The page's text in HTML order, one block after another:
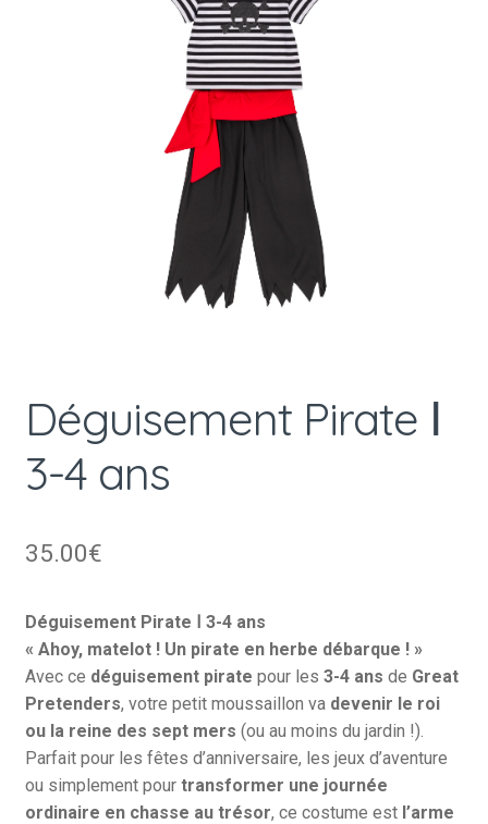
Déguisement Pirate Ⅰ
3-4 ans
35.00€
Déguisement Pirate Ⅰ 3-4 ans
« Ahoy, matelot ! Un pirate en herbe débarque ! »
Avec ce déguisement pirate pour les 3-4 ans de Great
Pretenders, votre petit moussaillon va devenir le roi
ou la reine des sept mers (ou au moins du jardin !).
Parfait pour les fêtes d’anniversaire, les jeux d’aventure
ou simplement pour transformer une journée
ordinaire en chasse au trésor, ce costume est l’arme